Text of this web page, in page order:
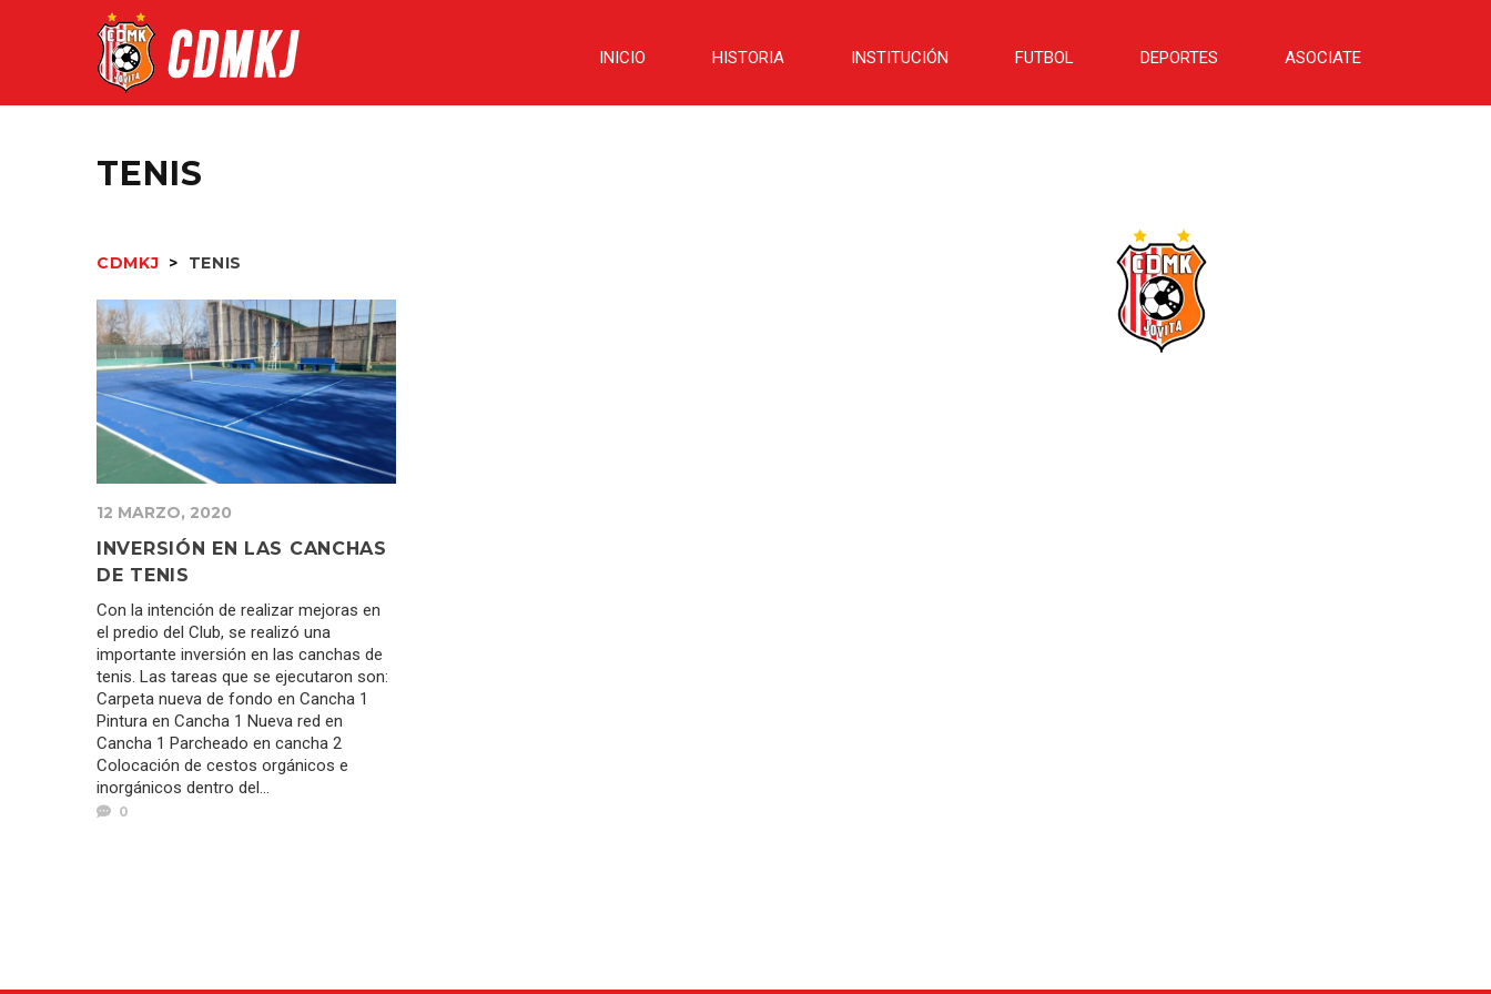
INICIO HISTORIA INSTITUCIÓN FUTBOL DEPORTES ASOCIATE
TENIS
CDMKJ > TENIS
12 MARZO, 2020
INVERSIÓN EN LAS CANCHAS
DE TENIS
Con la intención de realizar mejoras en
el predio del Club, se realizó una
importante inversión en las canchas de
tenis. Las tareas que se ejecutaron son:
Carpeta nueva de fondo en Cancha 1
Pintura en Cancha 1 Nueva red en
Cancha 1 Parcheado en cancha 2
Colocación de cestos orgánicos e
inorgánicos dentro del...
0